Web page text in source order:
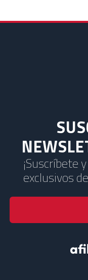
¡Suscríbete
exclusivos